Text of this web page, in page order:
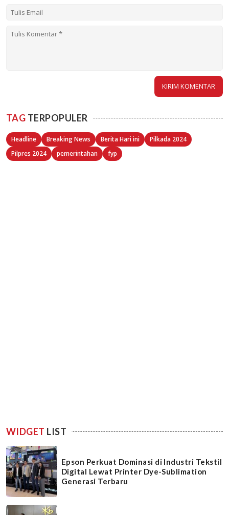
TAG TERPOPULER
Headline Breaking News Berita Hari ini
Pilkada 2024
Pilpres 2024
pemerintahan fyp
WIDGET LIST
Epson Perkuat Dominasi di Industri Tekstil
Digital Lewat Printer Dye-Sublimation
Generasi Terbaru